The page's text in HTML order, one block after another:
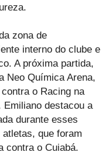
zona de
interno do clube e
A próxima partida,
Neo Química Arena,
o Racing na
Emiliano destacou a
durante esses
que foram
contra o Cuiabá.